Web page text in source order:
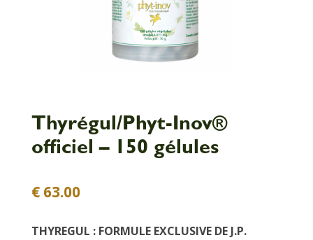
Thyrégul/Phyt-Inov®
officiel – 150 gélules
€63.00
THYREGUL : FORMULE EXCLUSIVE DE J.P.